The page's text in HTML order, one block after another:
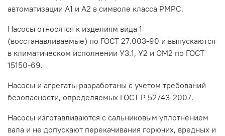
автоматизации А1 и А2 в символе класса РМРС.
Насосы относятся к изделиям вида 1
(восстанавливаемые) по ГОСТ 27.003-90 и выпускаются
в климатическом исполнении У3.1, У2 и ОМ2 по ГОСТ
15150-69.
Насосы и агрегаты разработаны с учетом требований
безопасности, определяемых ГОСТ Р 52743-2007.
Насосы изготавливаются с сальниковым уплотнением
вала и не допускают перекачивания горючих, вредных и